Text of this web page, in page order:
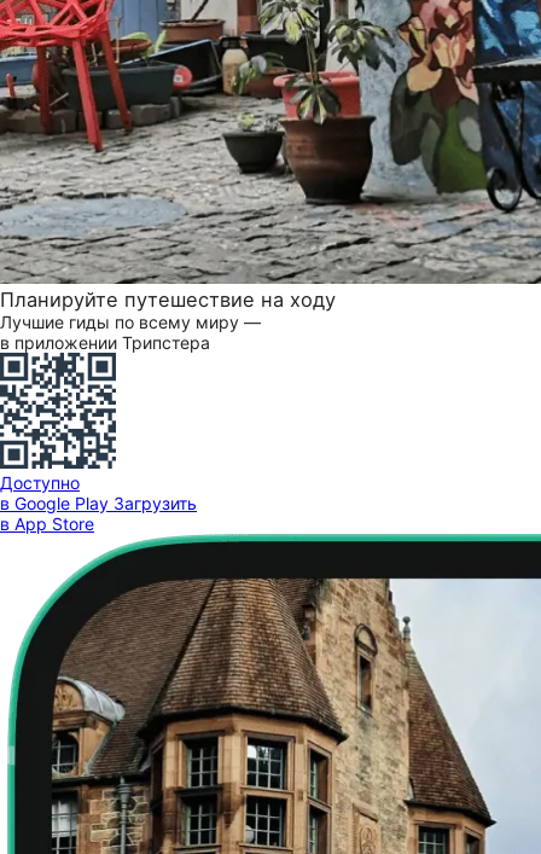
Планируйте путешествие на ходу
Лучшие гиды по всему миру —
в приложении Трипстера
Доступно
в Google Play Загрузить
в App Store